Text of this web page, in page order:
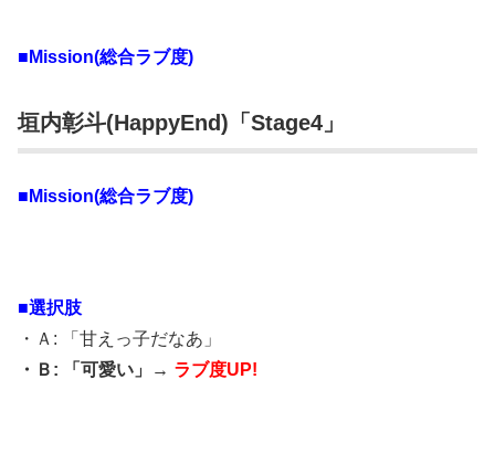
■Mission(総合ラブ度)
垣内彰斗(HappyEnd)「Stage4」
■Mission(総合ラブ度)
■選択肢
・Ａ: 「甘えっ子だなあ」
・Ｂ: 「可愛い」→ ラブ度UP!